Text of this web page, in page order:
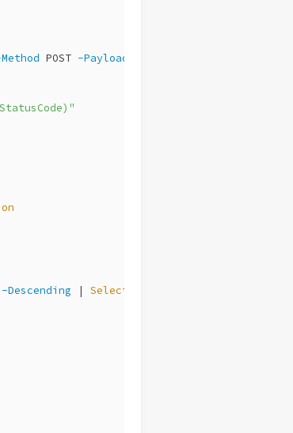
POST -Payload
-Descending | Select-Object